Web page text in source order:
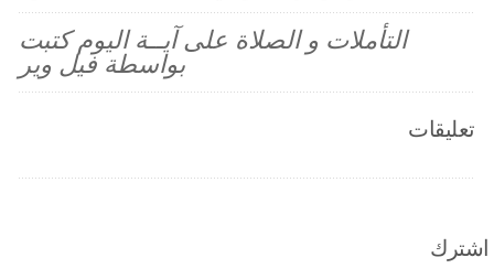
التأملات و الصلاة على آيــة اليوم كتبت
بواسطة فيل وير
تعليقات
اشترك